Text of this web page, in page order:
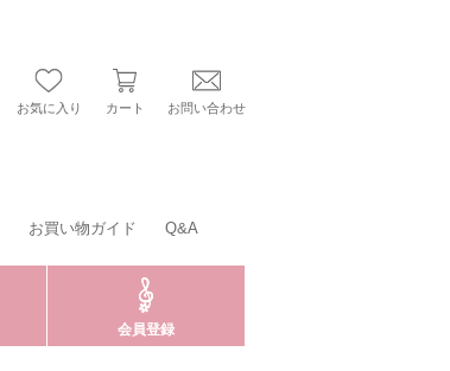
お気に入り カート お問い合わせ
お買い物ガイド Q&A
会員登録